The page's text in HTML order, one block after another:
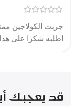
جربت الكولاجين
اطلبه شكرا على هذا
قد يعجبك